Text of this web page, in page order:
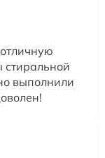
стиральной
выполнили